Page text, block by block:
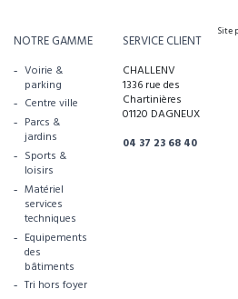
NOTRE GAMME
Voirie &
parking
Centre ville
Parcs &
jardins
Sports &
loisirs
Matériel
services
techniques
Equipements
des
bâtiments
Tri hors foyer
SERVICE CLIENT
CHALLENV
1336 rue des
Chartinières
01120 DAGNEUX
04 37 23 68 40
Site